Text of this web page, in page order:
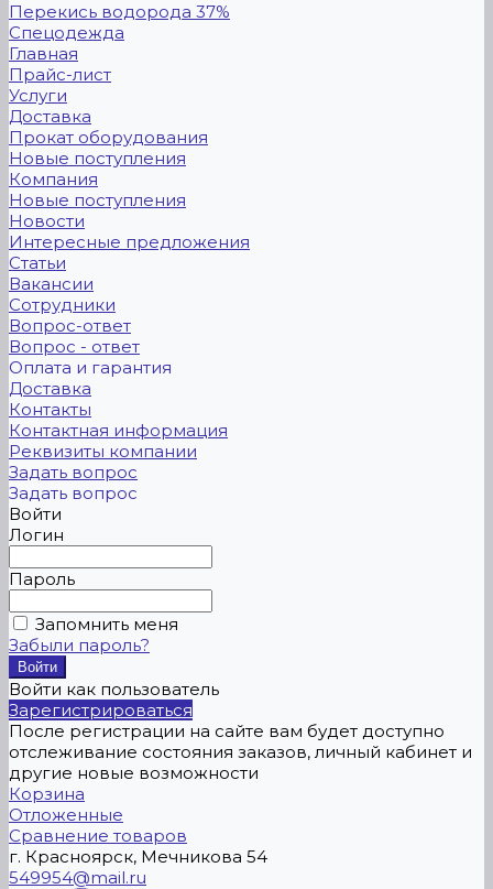
Перекись водорода 37%
Спецодежда
Главная
Прайс-лист
Услуги
Доставка
Прокат оборудования
Новые поступления
Компания
Новые поступления
Новости
Интересные предложения
Статьи
Вакансии
Сотрудники
Вопрос-ответ
Вопрос - ответ
Оплата и гарантия
Доставка
Контакты
Контактная информация
Реквизиты компании
Задать вопрос
Задать вопрос
Войти
Логин
Пароль
Запомнить меня
Забыли пароль?
Войти как пользователь
Зарегистрироваться
После регистрации на сайте вам будет доступно
отслеживание состояния заказов, личный кабинет и
другие новые возможности
Корзина
Отложенные
Сравнение товаров
г. Красноярск, Мечникова 54
549954@mail.ru